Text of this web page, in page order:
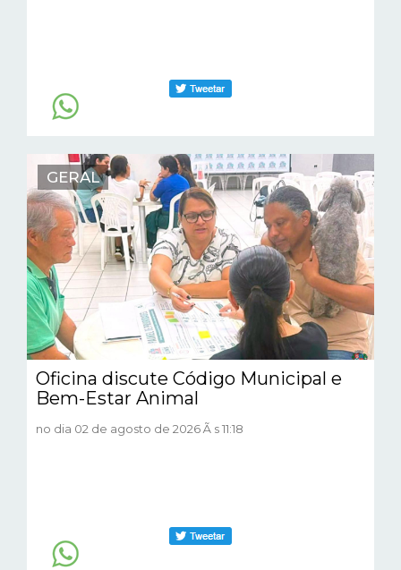
GERAL
Oficina discute Código Municipal e
Bem-Estar Animal
no dia 02 de agosto de 2026 Ã s 11:18